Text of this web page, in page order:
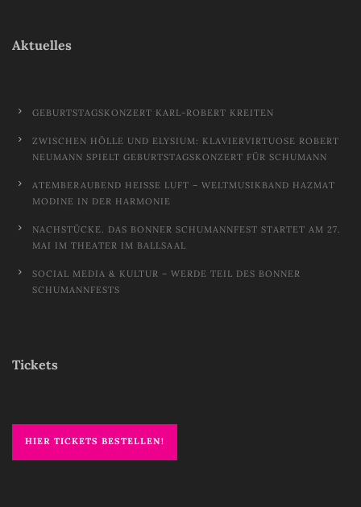
Aktuelles
GEBURTSTAGSKONZERT KARL-ROBERT KREITEN
ZWISCHEN HÖLLE UND ELYSIUM: KLAVIERVIRTUOSE ROBERT
NEUMANN SPIELT GEBURTSTAGSKONZERT FÜR SCHUMANN
ATEMBERAUBEND HEISSE LUFT – WELTMUSIKBAND HAZMAT M
ODINE IN DER HARMONIE
NACHSTÜCKE. DAS BONNER SCHUMANNFEST STARTET AM 27.
MAI IM THEATER IM BALLSAAL
SOCIAL MEDIA & KULTUR – WERDE TEIL DES BONNER
SCHUMANNFESTS
Tickets
HIER TICKETS BESTELLEN!